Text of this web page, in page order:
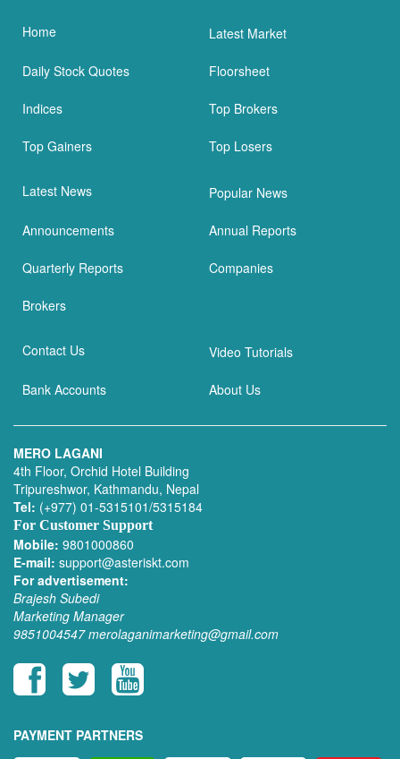
Home Latest Market
Daily Stock Quotes Floorsheet
Indices Top Brokers
Top Gainers Top Losers
Latest News Popular News
Announcements Annual Reports
Quarterly Reports Companies
Brokers
Contact Us Video Tutorials
Bank Accounts About Us
MERO LAGANI
4th Floor, Orchid Hotel Building
Tripureshwor, Kathmandu, Nepal
Tel: (+977) 01-5315101/5315184
For Customer Support
Mobile: 9801000860
E-mail: support@asteriskt.com
For advertisement:
Brajesh Subedi
Marketing Manager
9851004547 merolaganimarketing@gmail.com
PAYMENT PARTNERS